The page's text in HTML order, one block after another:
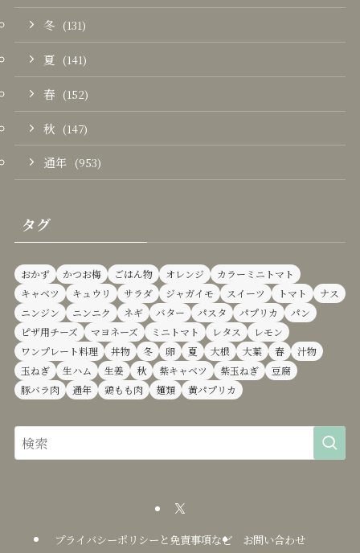
冬 (131)
夏 (141)
春 (152)
秋 (147)
通年 (953)
タグ
おかず かつお梅 ごはん物 オレンジ
カラーミニトマト
キャベツ
キュウリ サラダ ジャガイモ スイーツ トマト
ナス
ニンジン
ニンニク ネギ バター パスタ パプリカ
パン
ピザ用チーズ
マヨネーズ ミニトマト レタス
レモン
ワンプレート料理
丼物 冬 卵 夏 大根 大葉 春
汁物
玉ねぎ
生ハム 生姜 秋 紫キャベツ 紫玉ねぎ
豆腐
豚バラ肉
通年 鶏もも肉 麺類 黄パプリカ
プライバシーポリシーと免責事項など お問い合わせ